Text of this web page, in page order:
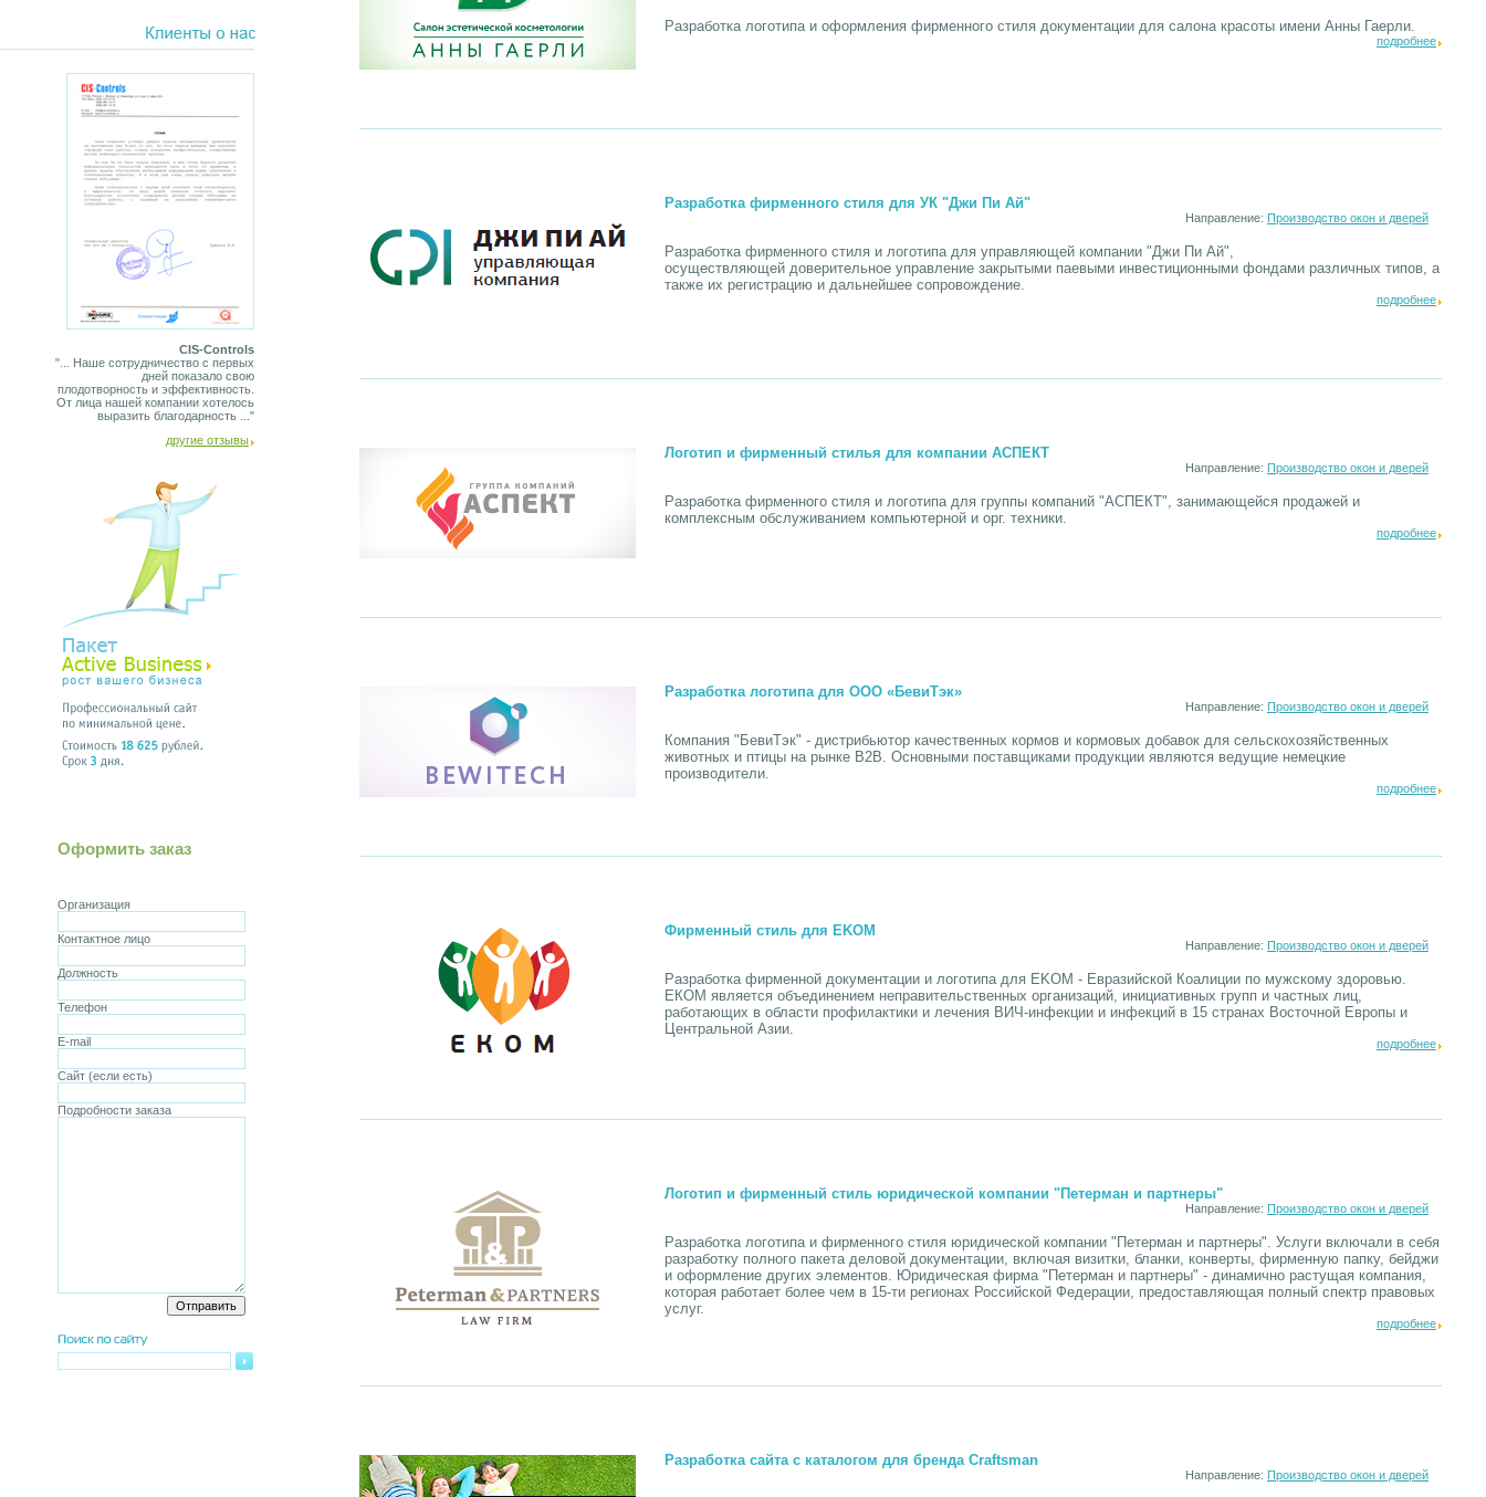
CIS-Controls
"... Наше сотрудничество с первых
дней показало свою
плодотворность и эффективность.
От лица нашей компании хотелось
выразить благодарность ..."
другие отзывы
Оформить заказ
Организация
Контактное лицо
Должность
Телефон
E-mail
Сайт (если есть)
Подробности заказа
Разработка логотипа и оформления фирменного стиля документации для салона красоты имени Анны Гаерли.
подробнее
Разработка фирменного стиля для УК "Джи Пи Ай"
Направление: Производство окон и дверей
Разработка фирменного стиля и логотипа для управляющей компании "Джи Пи Ай",
осуществляющей доверительное управление закрытыми паевыми инвестиционными фондами различных типов, а
также их регистрацию и дальнейшее сопровождение.
подробнее
Логотип и фирменный стилья для компании АСПЕКТ
Направление: Производство окон и дверей
Разработка фирменного стиля и логотипа для группы компаний "АСПЕКТ", занимающейся продажей и
комплексным обслуживанием компьютерной и орг. техники.
подробнее
Разработка логотипа для ООО «БевиТэк»
Направление: Производство окон и дверей
Компания "БевиТэк" - дистрибьютор качественных кормов и кормовых добавок для сельскохозяйственных
животных и птицы на рынке B2B. Основными поставщиками продукции являются ведущие немецкие
производители.
подробнее
Фирменный стиль для EKOM
Направление: Производство окон и дверей
Разработка фирменной документации и логотипа для EKOM - Евразийской Коалиции по мужскому здоровью.
ЕКОМ является объединением неправительственных организаций, инициативных групп и частных лиц,
работающих в области профилактики и лечения ВИЧ-инфекции и инфекций в 15 странах Восточной Европы и
Центральной Азии.
подробнее
Логотип и фирменный стиль юридической компании "Петерман и партнеры"
Направление: Производство окон и дверей
Разработка логотипа и фирменного стиля юридической компании "Петерман и партнеры". Услуги включали в себя
разработку полного пакета деловой документации, включая визитки, бланки, конверты, фирменную папку, бейджи
и оформление других элементов. Юридическая фирма "Петерман и партнеры" - динамично растущая компания,
которая работает более чем в 15-ти регионах Российской Федерации, предоставляющая полный спектр правовых
услуг.
подробнее
Разработка сайта с каталогом для бренда Craftsman
Направление: Производство окон и дверей